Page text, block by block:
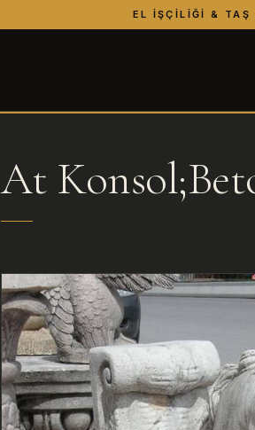
EL İŞÇILIĞI & TAŞ
At